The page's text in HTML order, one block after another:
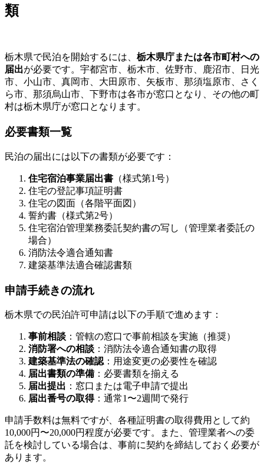
類
栃木県で民泊を開始するには、 栃木県庁または各市町村への
届出が必要です。宇都宮市、栃木市、佐野市、鹿沼市、日光
市、小山市、真岡市、大田原市、矢板市、那須塩原市、さく
ら市、那須烏山市、下野市は各市が窓口となり、その他の町
村は栃木県庁が窓口となります。
必要書類一覧
民泊の届出には以下の書類が必要です：
住宅宿泊事業届出書 （様式第1号）
住宅の登記事項証明書
住宅の図面（各階平面図）
誓約書（様式第2号）
住宅宿泊管理業務委託契約書の写し（管理業者委託の
場合）
消防法令適合通知書
建築基準法適合確認書類
申請手続きの流れ
栃木県での民泊許可申請は以下の手順で進めます：
事前相談 ：管轄の窓口で事前相談を実施（推奨）
消防署への相談 ：消防法令適合通知書の取得
建築基準法の確認 ：用途変更の必要性を確認
届出書類の準備 ：必要書類を揃える
届出提出 ：窓口または電子申請で提出
届出番号の取得：通常1〜2週間で発行
申請手数料は無料ですが、各種証明書の取得費用として約
10,000円〜20,000円程度が必要です。また、管理業者への委
託を検討している場合は、事前に契約を締結しておく必要が
あります。